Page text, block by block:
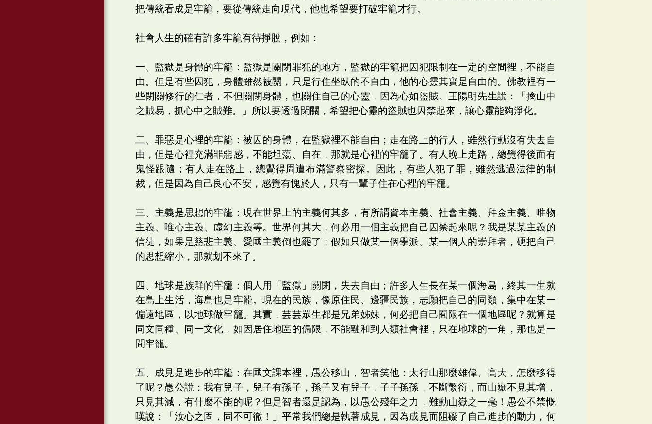
把傳統看成是牢籠，要從傳統走向現代，他也希望要打破牢籠才行。
社會人生的確有許多牢籠有待掙脫，例如：
一、監獄是身體的牢籠：監獄是關閉罪犯的地方，監獄的牢籠把囚犯限制在一定的空間裡，不能自
由。但是有些囚犯，身體雖然被關，只是行住坐臥的不自由，他的心靈其實是自由的。佛教裡有一
些閉關修行的仁者，不但關閉身體，也關住自己的心靈，因為心如盜賊。王陽明先生說：「擒山中
之賊易，抓心中之賊難。」所以要透過閉關，希望把心靈的盜賊也囚禁起來，讓心靈能夠淨化。
二、罪惡是心裡的牢籠：被囚的身體，在監獄裡不能自由；走在路上的行人，雖然行動沒有失去自
由，但是心裡充滿罪惡感，不能坦蕩、自在，那就是心裡的牢籠了。有人晚上走路，總覺得後面有
鬼怪跟隨；有人走在路上，總覺得周遭布滿警察密探。因此，有些人犯了罪，雖然逃過法律的制
裁，但是因為自己良心不安，感覺有愧於人，只有一輩子住在心裡的牢籠。
三、主義是思想的牢籠：現在世界上的主義何其多，有所謂資本主義、社會主義、拜金主義、唯物
主義、唯心主義、虛幻主義等。世界何其大，何必用一個主義把自己囚禁起來呢？我是某某主義的
信徒，如果是慈悲主義、愛國主義倒也罷了；假如只做某一個學派、某一個人的崇拜者，硬把自己
的思想縮小，那就划不來了。
四、地球是族群的牢籠：個人用「監獄」關閉，失去自由；許多人生長在某一個海島，終其一生就
在島上生活，海島也是牢籠。現在的民族，像原住民、邊疆民族，志願把自己的同類，集中在某一
偏遠地區，以地球做牢籠。其實，芸芸眾生都是兄弟姊妹，何必把自己囿限在一個地區呢？就算是
同文同種、同一文化，如因居住地區的侷限，不能融和到人類社會裡，只在地球的一角，那也是一
間牢籠。
五、成見是進步的牢籠：在國文課本裡，愚公移山，智者笑他：太行山那麼雄偉、高大，怎麼移得
了呢？愚公說：我有兒子，兒子有孫子，孫子又有兒子，子子孫孫，不斷繁衍，而山嶽不見其增，
只見其減，有什麼不能的呢？但是智者還是認為，以愚公殘年之力，難動山嶽之一毫！愚公不禁慨
嘆說：「汝心之固，固不可徹！」平常我們總是執著成見，因為成見而阻礙了自己進步的動力，何